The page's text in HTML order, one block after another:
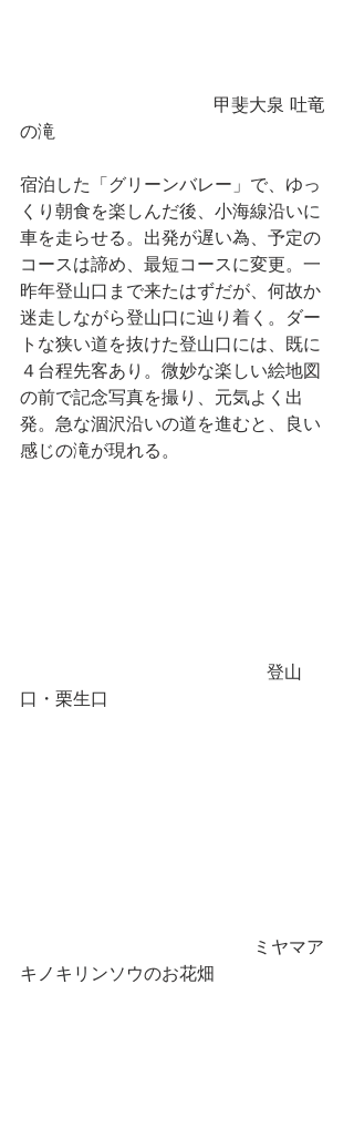
の滝
宿泊した「グリーンバレー」で、ゆっ
くり朝食を楽しんだ後、小海線沿いに
車を走らせる。出発が遅い為、予定の
コースは諦め、最短コースに変更。一
昨年登山口まで来たはずだが、何故か
迷走しながら登山口に辿り着く。ダー
トな狭い道を抜けた登山口には、既に
４台程先客あり。微妙な楽しい絵地図
の前で記念写真を撮り、元気よく出
発。急な涸沢沿いの道を進むと、良い
感じの滝が現れる。
口・栗生口
ミヤマア
キノキリンソウのお花畑